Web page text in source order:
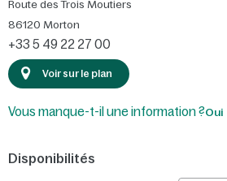
Route des Trois Moutiers
86120 Morton
+33 5 49 22 27 00
Voir sur le plan
Vous manque-t-il une information ?Oui
Disponibilités